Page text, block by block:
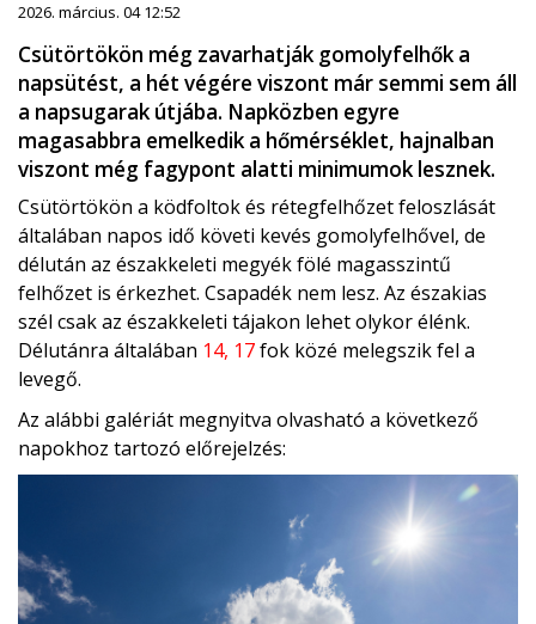
2026. március. 04 12:52
Csütörtökön még zavarhatják gomolyfelhők a
napsütést, a hét végére viszont már semmi sem áll
a napsugarak útjába. Napközben egyre
magasabbra emelkedik a hőmérséklet, hajnalban
viszont még fagypont alatti minimumok lesznek.
Csütörtökön a ködfoltok és rétegfelhőzet feloszlását
általában napos idő követi kevés gomolyfelhővel, de
délután az északkeleti megyék fölé magasszintű
felhőzet is érkezhet. Csapadék nem lesz. Az északias
szél csak az északkeleti tájakon lehet olykor élénk.
Délutánra általában 14, 17fok közé melegszik fel a
levegő.
Az alábbi galériát megnyitva olvasható a következő
napokhoz tartozó előrejelzés: